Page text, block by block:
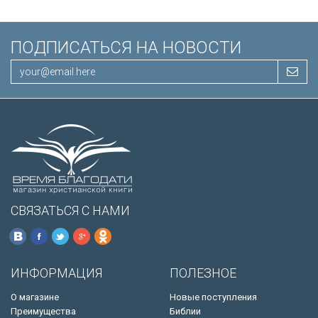
ПОДПИСАТЬСЯ НА НОВОСТИ
СВЯЗАТЬСЯ С НАМИ
ИНФОРМАЦИЯ
О магазине
Преимущества
ПОЛЕЗНОЕ
Новые поступления
Библии